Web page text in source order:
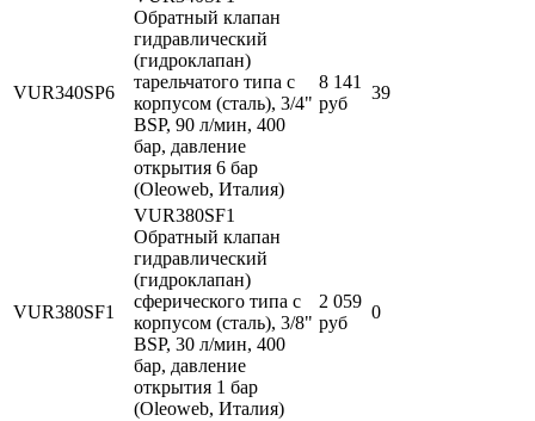
VUR340SP6
Обратный клапан
гидравлический
(гидроклапан)
тарельчатого типа с
корпусом (сталь), 3/4"
BSP, 90 л/мин, 400
бар, давление
открытия 6 бар
(Oleoweb, Италия)
8 141
руб
39
VUR380SF1
VUR380SF1
Обратный клапан
гидравлический
(гидроклапан)
сферического типа с
корпусом (сталь), 3/8"
BSP, 30 л/мин, 400
бар, давление
открытия 1 бар
(Oleoweb, Италия)
2 059
руб
0